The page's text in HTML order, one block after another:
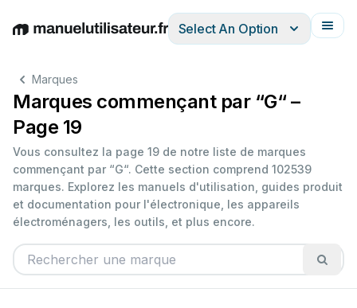
EnglishDeutschEspañolItalianoFrançais
Select An Option
Marques
Marques commençant par “G“ –
Page 19
Vous consultez la page 19 de notre liste de marques
commençant par “G“. Cette section comprend 102539
marques. Explorez les manuels d'utilisation, guides produit
et documentation pour l'électronique, les appareils
électroménagers, les outils, et plus encore.